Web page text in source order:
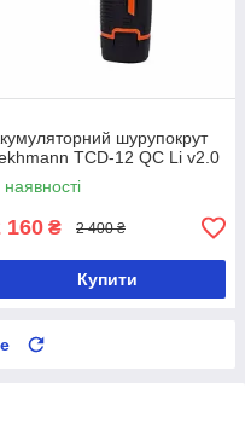
шурупокрут
TCD-12 QC Li v2.0
наявності
160 ₴ 2 400 ₴
Купити